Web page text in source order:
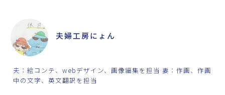
夫婦工房にょん
夫：絵コンテ、webデザイン、画像編集を担当 妻：作画、作画
中の文字、英文翻訳を担当